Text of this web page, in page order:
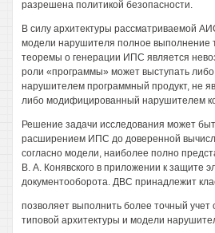
разрешена политикой безопасности.
В силу архитектуры рассматриваемой
модели нарушителя полное выполнение
теоремы о генерации ИПС является
роли «программы» может выступать
нарушителем программный продукт, не
либо модифицированный нарушителем
Решение задачи исследования может
расширением ИПС до доверенной
согласно модели, наиболее полно
В. А. Конявского в приложении к защите
документооборота. ДВС принадлежит
позволяет выполнить более точный
типовой архитектуры и модели